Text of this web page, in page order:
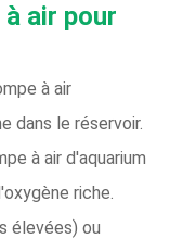
air pour
à air
dans le réservoir.
à air d'aquarium
riche.
élevées) ou